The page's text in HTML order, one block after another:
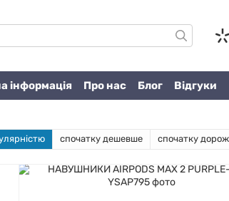
інформація Про нас Блог Відгуки
спочатку дешевше спочатку